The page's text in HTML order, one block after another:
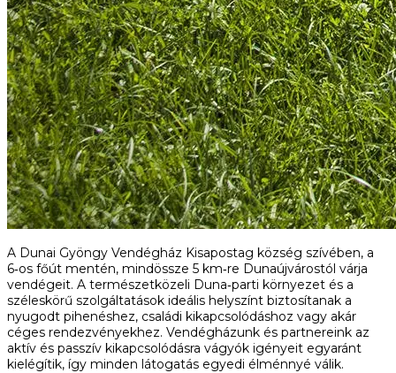
A Dunai Gyöngy Vendégház Kisapostag község szívében, a
6‑os főút mentén, mindössze 5 km‑re Dunaújvárostól várja
vendégeit. A természetközeli Duna‑parti környezet és a
széleskörű szolgáltatások ideális helyszínt biztosítanak a
nyugodt pihenéshez, családi kikapcsolódáshoz vagy akár
céges rendezvényekhez. Vendégházunk és partnereink az
aktív és passzív kikapcsolódásra vágyók igényeit egyaránt
kielégítik, így minden látogatás egyedi élménnyé válik.